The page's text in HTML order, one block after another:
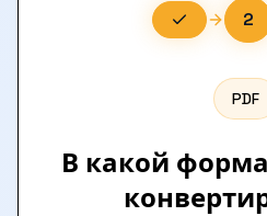
2
PDF
В какой